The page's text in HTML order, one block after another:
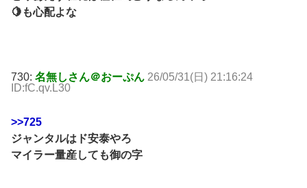
🍋も心配よな
730: 名無しさん＠おーぷん 26/05/31(日) 21:16:24
ID:fC.qv.L30
>>725
ジャンタルはド安泰やろ
マイラー量産しても御の字